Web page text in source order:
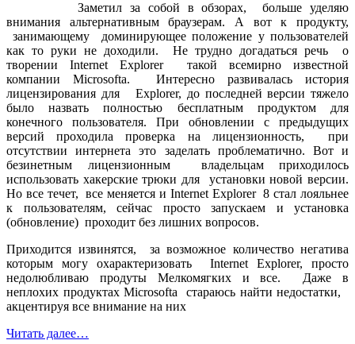
Заметил за собой в обзорах, больше уделяю
внимания альтернативным браузерам. А вот к продукту,
занимающему доминирующее положение у пользователей
как то руки не доходили. Не трудно догадаться речь о
творении Internet Explorer такой всемирно известной
компании Microsoftа. Интересно развивалась история
лицензирования для Explorer, до последней версии тяжело
было назвать полностью бесплатным продуктом для
конечного пользователя. При обновлении с предыдущих
версий проходила проверка на лицензионность, при
отсутствии интернета это заделать проблематично. Вот и
безинетным лицензионным владельцам приходилось
использовать хакерские трюки для установки новой версии.
Но все течет, все меняется и Internet Explorer 8 стал лояльнее
к пользователям, сейчас просто запускаем и установка
(обновление) проходит без лишних вопросов.
Приходится извинятся, за возможное количество негатива
которым могу охарактеризовать Internet Explorer, просто
недолюбливаю продуты Мелкомягких и все. Даже в
неплохих продуктах Microsoftа стараюсь найти недостатки,
акцентируя все внимание на них
Читать далее…